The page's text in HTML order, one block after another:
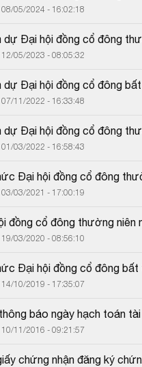
08/05/2024 - 16:02:18
dự Đại hội đồng cổ đông
12/05/2023 - 08:05:32
dự Đại hội đồng cổ đông
07/11/2022 - 16:33:48
dự Đại hội đồng cổ đông
01/03/2022 - 16:58:43
Đại hội đồng cổ đông
03/03/2021 - 17:00:19
đồng cổ đông thường niên
19/03/2020 - 08:56:10
Đại hội đồng cổ đông
14/10/2019 - 17:35:07
báo ngày hạch toán
10/11/2016 - 09:21:57
chứng nhận đăng ký